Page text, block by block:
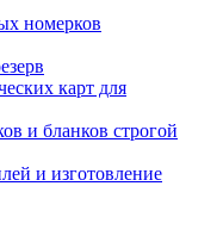
номерков
карт для
и бланков строгой
и изготовление